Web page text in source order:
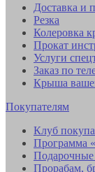
Доставка и
Резка
Колеровка
Прокат
Услуги
Заказ по
Крыша
Покупателям
Клуб
Программа
Подарочные
Прорабам,